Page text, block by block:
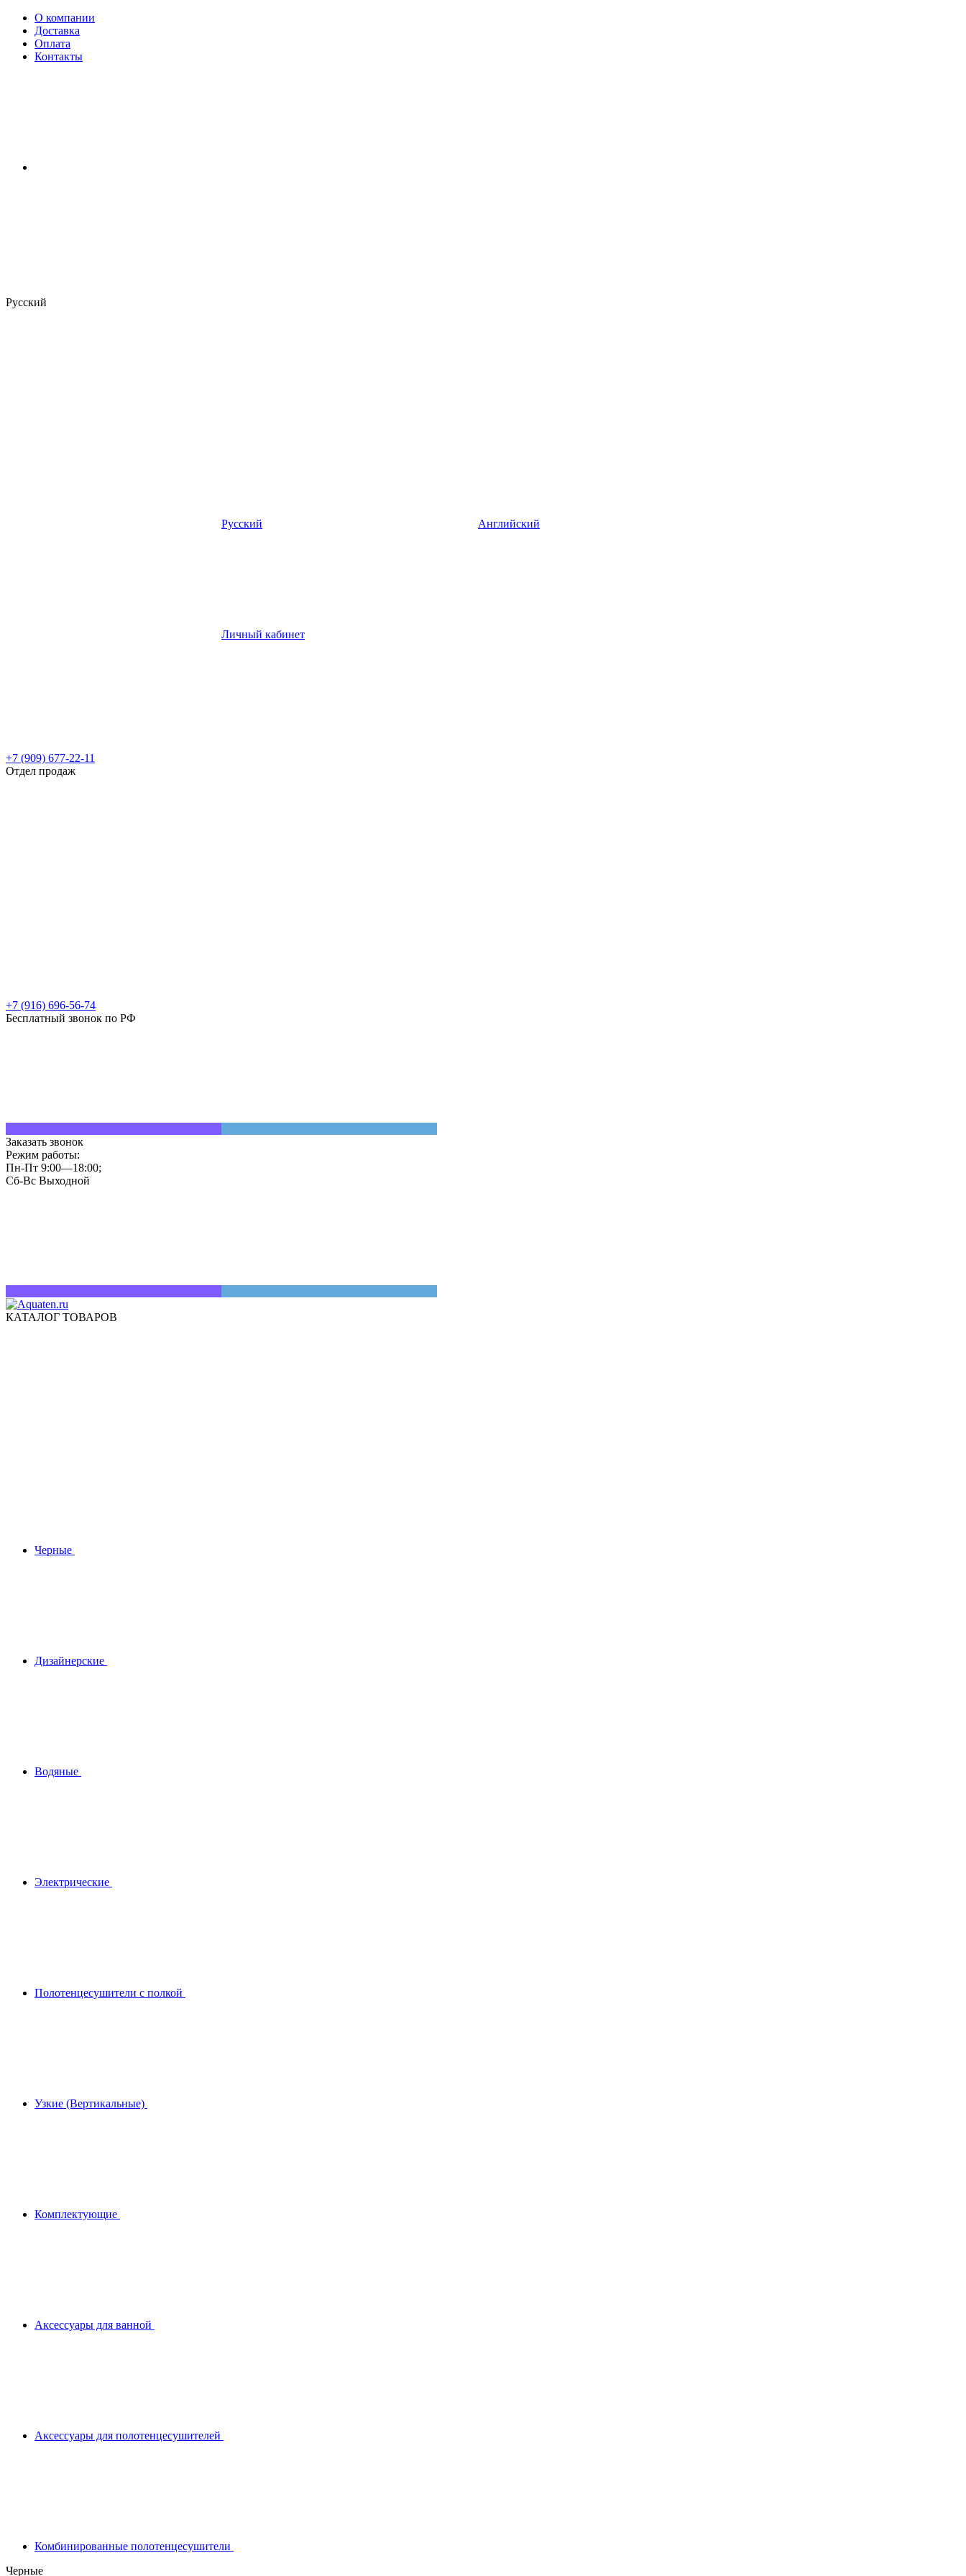
О компании
Доставка
Оплата
Контакты
Русский
Русский Английский
Личный кабинет
+7 (909) 677-22-11
Отдел продаж
+7 (916) 696-56-74
Бесплатный звонок по РФ
Заказать звонок
Режим работы:
Пн-Пт 9:00—18:00;
Сб-Вс Выходной
КАТАЛОГ ТОВАРОВ
Черные
Дизайнерские
Водяные
Электрические
Полотенцесушители с полкой
Узкие (Вертикальные)
Комплектующие
Аксессуары для ванной
Аксессуары для полотенцесушителей
Комбинированные полотенцесушители
Черные